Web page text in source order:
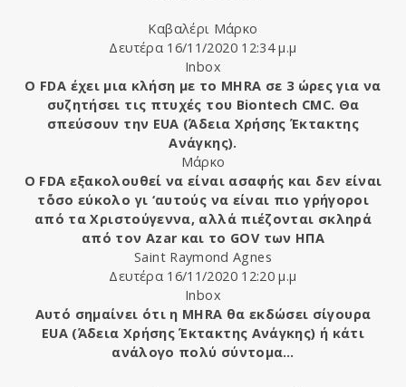
Καβαλέρι Μάρκο
Δευτέρα 16/11/2020 12:34 μ.μ
Inbox
Ο FDA έχει μια κλήση με το MHRA σε 3 ώρες για να
συζητήσει τις πτυχές του Biontech CMC. Θα
σπεύσουν την EUA (Άδεια Χρήσης Έκτακτης
Ανάγκης).
Μάρκο
Ο FDA εξακολουθεί να είναι ασαφής και δεν είναι
τ΄όσο εύκολο γι ‘αυτούς να είναι πιο γρήγοροι
από τα Χριστούγεννα, αλλά πιέζονται σκληρά
από τον Azar και το GOV των ΗΠΑ
Saint Raymond Agnes
Δευτέρα 16/11/2020 12:20 μ.μ
Inbox
Αυτό σημαίνει ότι η MHRA θα εκδώσει σίγουρα
EUA (Άδεια Χρήσης Έκτακτης Ανάγκης) ή κάτι
ανάλογο πολύ σύντομα…